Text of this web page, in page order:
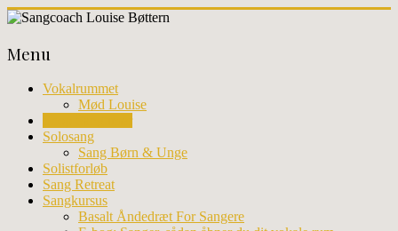
Skip
content
Louise
Bøttern
Professionel
sangundervisning
workhops
København
Menu
Vokalrummet
Mød Louise
Solosang
Sang Børn & Unge
Solistforløb
Sang Retreat
Sangkursus
Basalt Åndedræt For Sangere